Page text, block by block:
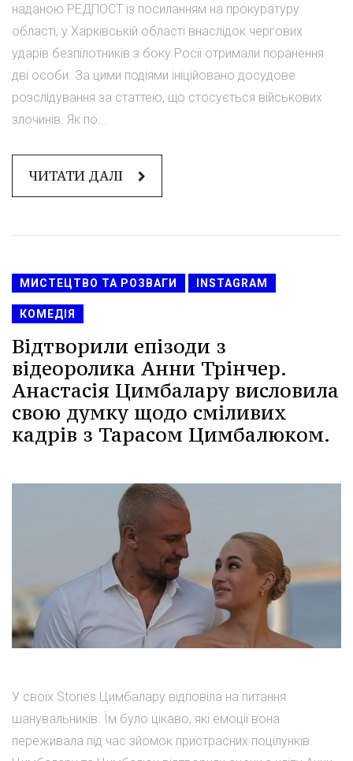
наданою РЕДПОСТ із посиланням на прокуратуру
області, у Харківській області внаслідок чергових
ударів безпілотників з боку Росії отримали поранення
дві особи. За цими подіями ініційовано досудове
розслідування за статтею, що стосується військових
злочинів. Як по...
ЧИТАТИ ДАЛІ
МИСТЕЦТВО ТА РОЗВАГИ INSTAGRAM
КОМЕДІЯ
Відтворили епізоди з
відеоролика Анни Трінчер.
Анастасія Цимбалару висловила
свою думку щодо сміливих
кадрів з Тарасом Цимбалюком.
У своїх Stories Цимбалару відповіла на питання
шанувальників. Їм було цікаво, які емоції вона
переживала під час зйомок пристрасних поцілунків.